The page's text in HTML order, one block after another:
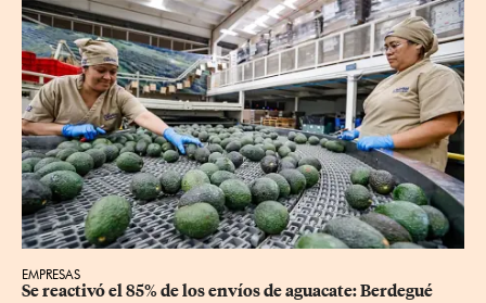
EMPRESAS
Se reactivó el 85% de los envíos de aguacate: Berdegué